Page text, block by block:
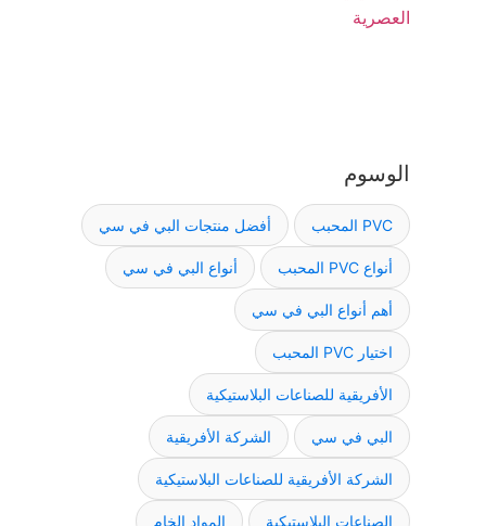
الوسوم
PVC المحبب أفضل منتجات البي في سي
أنواع PVC المحبب أنواع البي في سي
أهم أنواع البي في سي
اختيار PVC المحبب
الأفريقية للصناعات البلاستيكية
البي في سي الشركة الأفريقية
الشركة الأفريقية للصناعات البلاستيكية
الصناعات البلاستيكية المواد الخام